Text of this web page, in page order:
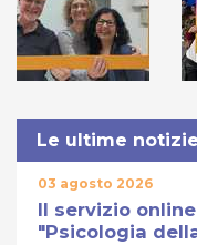
Le ultime notizie
03 agosto 2026
Il servizio
"Psicologia